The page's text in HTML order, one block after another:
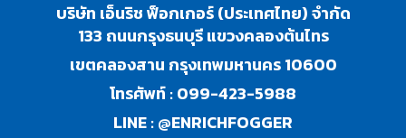
บริษัท เอ็นริช ฟ็อกเกอร์ (ประเทศไทย) จำกัด
133 ถนนกรุงธนบุรี แขวงคลองต้นไทร
เขตคลองสาน กรุงเทพมหานคร 10600
โทรศัพท์ :099-423-5988
LINE :@ENRICHFOGGER